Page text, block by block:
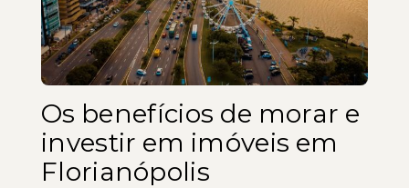
Os benefícios de morar e
investir em imóveis em
Florianópolis